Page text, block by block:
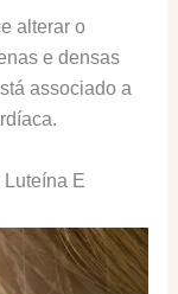
alterar o
e densas
associado a
Luteína E